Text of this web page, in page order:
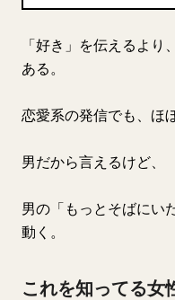
「好き」を伝えるよ
ある。
恋愛系の発信でも、ほ
男だから言えるけど、
男の「もっとそばにい
動く。
これを知ってる女